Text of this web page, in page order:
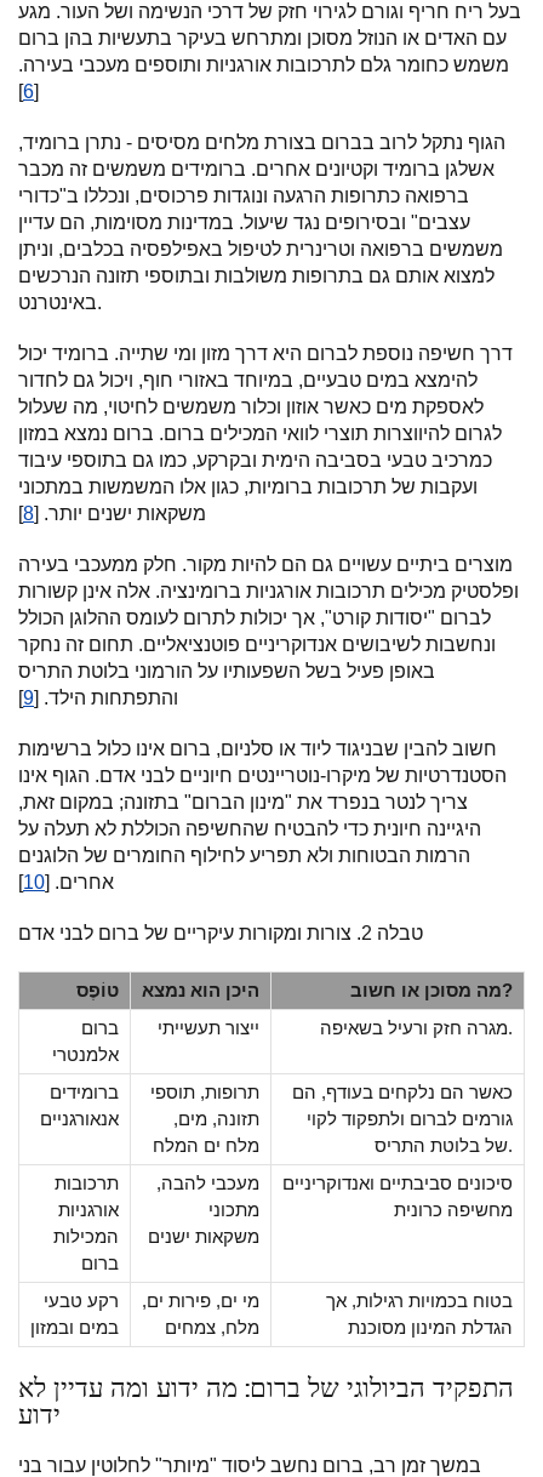
בעל ריח חריף וגורם לגירוי חזק של דרכי הנשימה ושל העור. מגע
עם האדים או הנוזל מסוכן ומתרחש בעיקר בתעשיות בהן ברום
משמש כחומר גלם לתרכובות אורגניות ותוספים מעכבי בעירה.
[
6
]
הגוף נתקל לרוב בברום בצורת מלחים מסיסים - נתרן ברומיד,
אשלגן ברומיד וקטיונים אחרים. ברומידים משמשים זה מכבר
ברפואה כתרופות הרגעה ונוגדות פרכוסים, ונכללו ב"כדורי
עצבים" ובסירופים נגד שיעול. במדינות מסוימות, הם עדיין
משמשים ברפואה וטרינרית לטיפול באפילפסיה בכלבים, וניתן
למצוא אותם גם בתרופות משולבות ובתוספי תזונה הנרכשים
באינטרנט.
דרך חשיפה נוספת לברום היא דרך מזון ומי שתייה. ברומיד יכול
להימצא במים טבעיים, במיוחד באזורי חוף, ויכול גם לחדור
לאספקת מים כאשר אוזון וכלור משמשים לחיטוי, מה שעלול
לגרום להיווצרות תוצרי לוואי המכילים ברום. ברום נמצא במזון
כמרכיב טבעי בסביבה הימית ובקרקע, כמו גם בתוספי עיבוד
ועקבות של תרכובות ברומיות, כגון אלו המשמשות במתכוני
משקאות ישנים יותר. [8
]
מוצרים ביתיים עשויים גם הם להיות מקור. חלק ממעכבי בעירה
ופלסטיק מכילים תרכובות אורגניות ברומינציה. אלה אינן קשורות
לברום "יסודות קורט", אך יכולות לתרום לעומס ההלוגן הכולל
ונחשבות לשיבושים אנדוקריניים פוטנציאליים. תחום זה נחקר
באופן פעיל בשל השפעותיו על הורמוני בלוטת התריס
והתפתחות הילד. [9
]
חשוב להבין שבניגוד ליוד או סלניום, ברום אינו כלול ברשימות
הסטנדרטיות של מיקרו-נוטריינטים חיוניים לבני אדם. הגוף אינו
צריך לנטר בנפרד את "מינון הברום" בתזונה; במקום זאת,
היגיינה חיונית כדי להבטיח שהחשיפה הכוללת לא תעלה על
הרמות הבטוחות ולא תפריע לחילוף החומרים של הלוגנים
אחרים. [10
]
טבלה 2. צורות ומקורות עיקריים של ברום לבני אדם
טוֹפֶס היכן הוא נמצא
מה מסוכן או חשוב?
ברום
אלמנטרי
ייצור תעשייתי מגרה חזק ורעיל בשאיפה.
ברומידים
אנאורגניים
תרופות, תוספי
תזונה, מים,
מלח ים המלח
כאשר הם נלקחים בעודף, הם
גורמים לברום ולתפקוד לקוי
של בלוטת התריס.
תרכובות
אורגניות
המכילות
ברום
מעכבי להבה,
מתכוני
משקאות ישנים
סיכונים סביבתיים ואנדוקריניים
מחשיפה כרונית
רקע טבעי
במים ובמזון
מי ים, פירות ים,
מלח, צמחים
בטוח בכמויות רגילות, אך
הגדלת המינון מסוכנת
התפקיד הביולוגי של ברום: מה ידוע ומה עדיין לא
ידוע
במשך זמן רב, ברום נחשב ליסוד "מיותר" לחלוטין עבור בני